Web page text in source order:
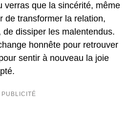
verras que la sincérité, même
de transformer la relation,
de dissiper les malentendus.
honnête pour retrouver
sentir à nouveau la joie